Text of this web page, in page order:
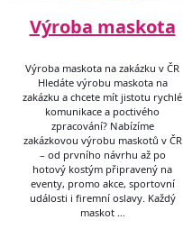
Výroba maskota
Výroba maskota na zakázku v ČR
Hledáte výrobu maskota na
zakázku a chcete mít jistotu rychlé
komunikace a poctivého
zpracování? Nabízíme
zakázkovou výrobu maskotů v ČR
– od prvního návrhu až po
hotový kostým připravený na
eventy, promo akce, sportovní
události i firemní oslavy. Každý
maskot …